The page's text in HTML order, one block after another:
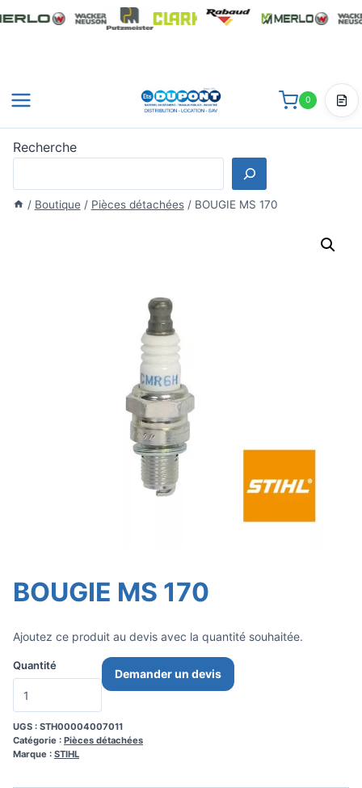
0
/ Boutique / Pièces détachées / BOUGIE MS 170
BOUGIE MS 170
Ajoutez ce produit au devis avec la quantité souhaitée.
Quantité
Demander un devis
UGS : STH00004007011
Catégorie : Pièces détachées
Marque : STIHL
Recherche